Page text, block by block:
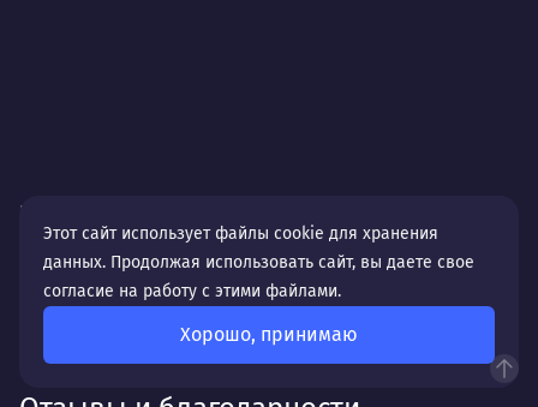
Городской
ломбард
ломбарды
средняя
Этот сайт использует файлы cookie для хранения
данных. Продолжая использовать сайт, вы даете свое
согласие на работу с этими файлами.
Хорошо, принимаю